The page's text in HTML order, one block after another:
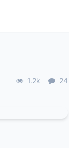
1.2k 24